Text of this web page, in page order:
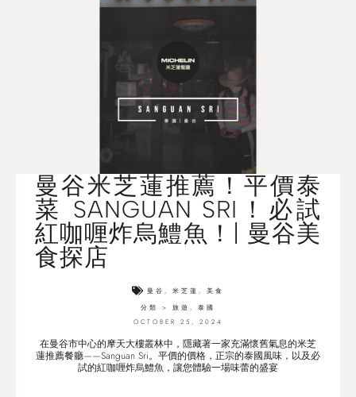
曼谷米芝蓮推薦！平價泰
菜 SANGUAN SRI！必試
紅咖喱炸烏鱧魚！| 曼谷美
食探店
曼谷 , 米芝蓮 , 美食
分類 >
旅遊 , 泰國
OCTOBER 25, 2024
在曼谷市中心的摩天大樓叢林中，隱藏著一家充滿懷舊氣息的米芝
蓮推薦餐廳——Sanguan Sri。平價的價格，正宗的泰國風味，以及必
試的紅咖喱炸烏鱧魚，讓您體驗一場味蕾的盛宴